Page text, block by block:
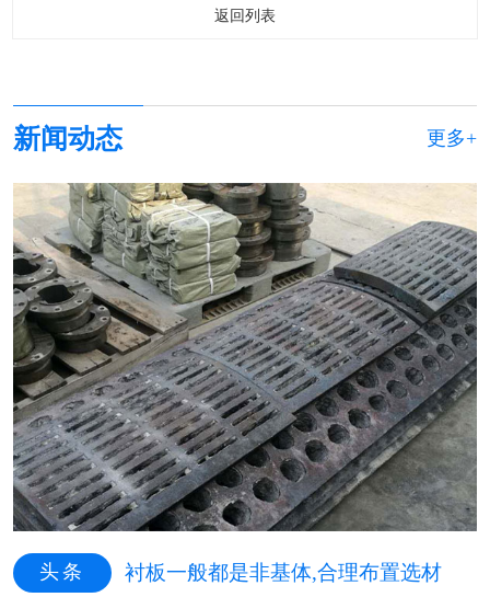
返回列表
新闻动态 更多+
头条 衬板一般都是非基体,合理布置选材